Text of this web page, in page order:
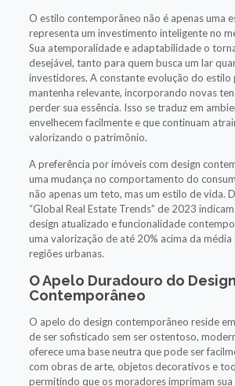
O estilo contemporâneo não é apenas uma
representa um investimento inteligente no
Sua atemporalidade e adaptabilidade o
desejável, tanto para quem busca um lar
investidores. A constante evolução do estilo
mantenha relevante, incorporando novas
perder sua essência. Isso se traduz em
envelhecem facilmente e que continuam
valorizando o patrimônio.
A preferência por imóveis com design
uma mudança no comportamento do
não apenas um teto, mas um estilo de vida.
“Global Real Estate Trends” de 2023
design atualizado e funcionalidade
uma valorização de até 20% acima da
regiões urbanas.
O Apelo Duradouro do Design
Contemporâneo
O apelo do design contemporâneo reside
de ser sofisticado sem ser ostentoso,
oferece uma base neutra que pode ser
com obras de arte, objetos decorativos e
permitindo que os moradores imprimam